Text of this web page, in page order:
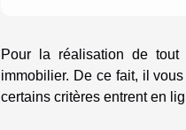
Pour la réalisation de tout
immobilier. De ce fait, il
certains critères entrent en